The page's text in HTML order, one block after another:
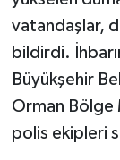
vatandaşlar,
bildirdi.
Büyükşehir
Orman Bölge
polis ekipleri